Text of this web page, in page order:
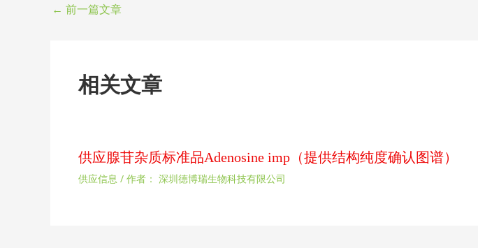
← 前一篇文章
相关文章
供应腺苷杂质标准品Adenosine imp（提供结构纯度确认图谱）
供应信息 / 作者： 深圳德博瑞生物科技有限公司